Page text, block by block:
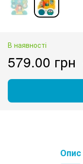
В наявності
579.00 грн
Опис